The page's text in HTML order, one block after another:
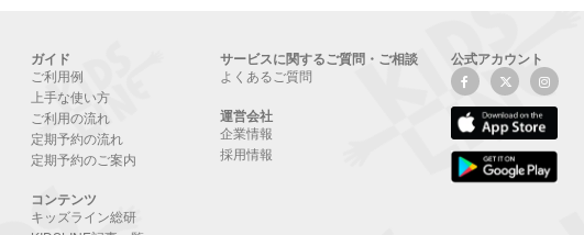
ガイド
ご利用例
上手な使い方
ご利用の流れ
定期予約の流れ
定期予約のご案内
コンテンツ
キッズライン総研
サービスに関するご質問・ご相談
よくあるご質問
運営会社
企業情報
採用情報
公式アカウント